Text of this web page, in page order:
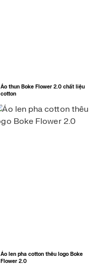
Áo thun Boke Flower 2.0 chất liệu
cotton
Áo len pha cotton thêu logo Boke
Flower 2.0